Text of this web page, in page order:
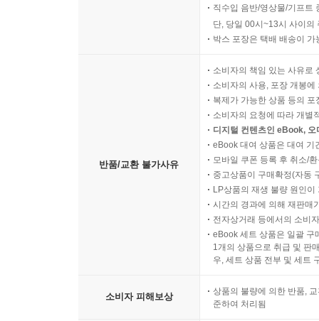
직수입 음반/영상물/기프트
단, 당일 00시~13시 사이의
박스 포장은 택배 배송이
반품/교환 불가사유
소비자의 책임 있는 사유로
소비자의 사용, 포장 개봉
복제가 가능한 상품 등의
소비자의 요청에 따라 개별
디지털 컨텐츠인 eBook,
eBook 대여 상품은 대여 기
모바일 쿠폰 등록 후 취소/
중고상품이 구매확정(자동
LP상품의 재생 불량 원인
시간의 경과에 의해 재판매
전자상거래 등에서의 소비
eBook 세트 상품은 일괄 구
1개의 상품으로 취급 및 판
우, 세트 상품 전부 및 세트
소비자 피해보상
상품의 불량에 의한 반품,
준하여 처리됨